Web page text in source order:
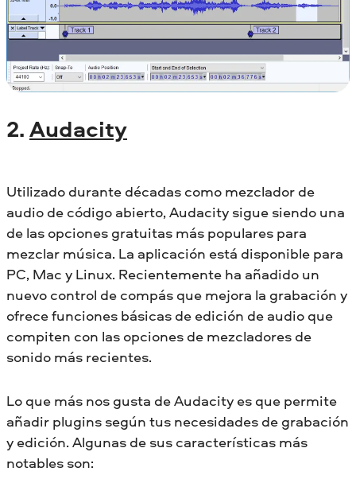
2.Audacity
Utilizado durante décadas como mezclador de
audio de código abierto, Audacity sigue siendo una
de las opciones gratuitas más populares para
mezclar música. La aplicación está disponible para
PC, Mac y Linux. Recientemente ha añadido un
nuevo control de compás que mejora la grabación y
ofrece funciones básicas de edición de audio que
compiten con las opciones de mezcladores de
sonido más recientes.
Lo que más nos gusta de Audacity es que permite
añadir plugins según tus necesidades de grabación
y edición. Algunas de sus características más
notables son: